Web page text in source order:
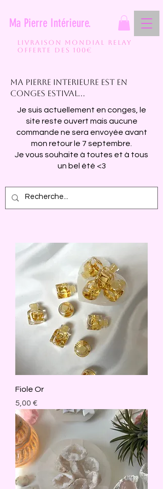
Ma Pierre Intérieure.
Livraison mondial relay
Offerte des 100€
Ma pierre interieure est en
conges estival...
Je suis actuellement en conges, le
site reste ouvert mais aucune
commande ne sera envoyée avant
mon retour le 7 septembre.
Je vous souhaite à toutes et à tous
un bel été <3
Fiole Or
Prix
5,00 €